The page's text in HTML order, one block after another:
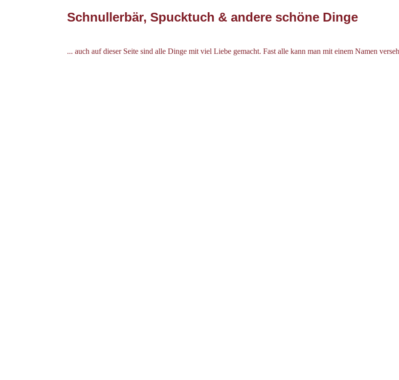
Schnullerbär, Spucktuch & andere schöne Dinge
... auch auf dieser Seite sind alle Dinge mit viel Liebe gemacht. Fast alle kann man mit einem Namen